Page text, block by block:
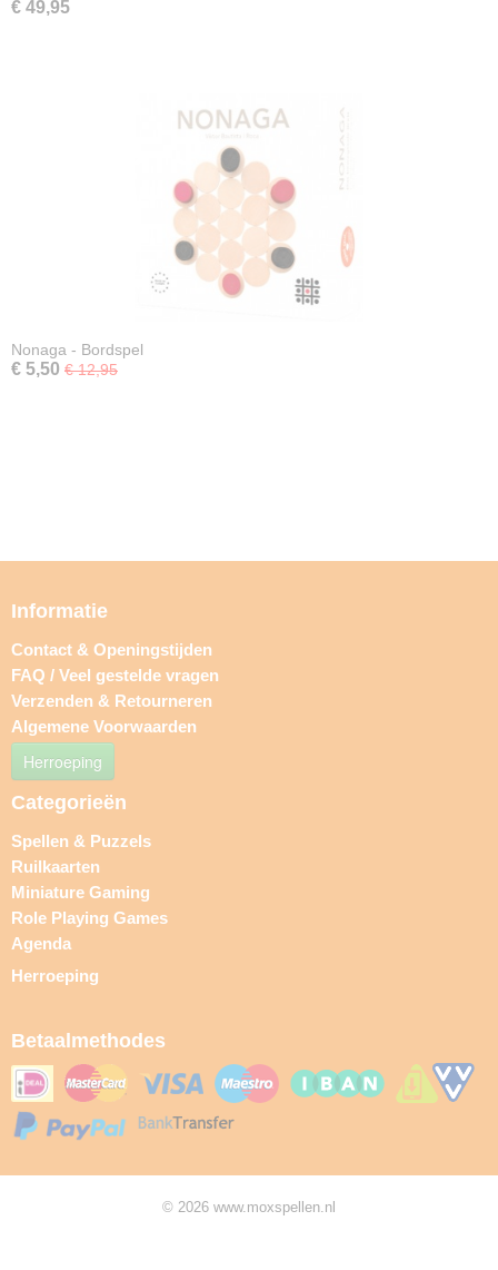
€ 49,95
Nonaga - Bordspel
€ 5,50 € 12,95
Informatie
Contact & Openingstijden
FAQ / Veel gestelde vragen
Verzenden & Retourneren
Algemene Voorwaarden
Herroeping
Categorieën
Spellen & Puzzels
Ruilkaarten
Miniature Gaming
Role Playing Games
Agenda
Herroeping
Betaalmethodes
© 2026 www.moxspellen.nl